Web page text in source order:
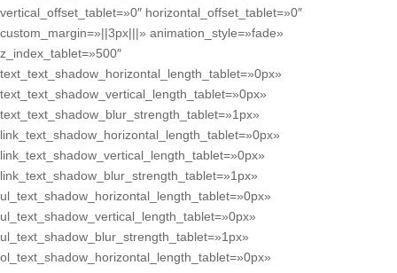
vertical_offset_tablet=»0″ horizontal_offset_tablet=»0″
custom_margin=»||3px|||» animation_style=»fade»
z_index_tablet=»500″
text_text_shadow_horizontal_length_tablet=»0px»
text_text_shadow_vertical_length_tablet=»0px»
text_text_shadow_blur_strength_tablet=»1px»
link_text_shadow_horizontal_length_tablet=»0px»
link_text_shadow_vertical_length_tablet=»0px»
link_text_shadow_blur_strength_tablet=»1px»
ul_text_shadow_horizontal_length_tablet=»0px»
ul_text_shadow_vertical_length_tablet=»0px»
ul_text_shadow_blur_strength_tablet=»1px»
ol_text_shadow_horizontal_length_tablet=»0px»